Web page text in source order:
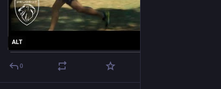
ALT
0